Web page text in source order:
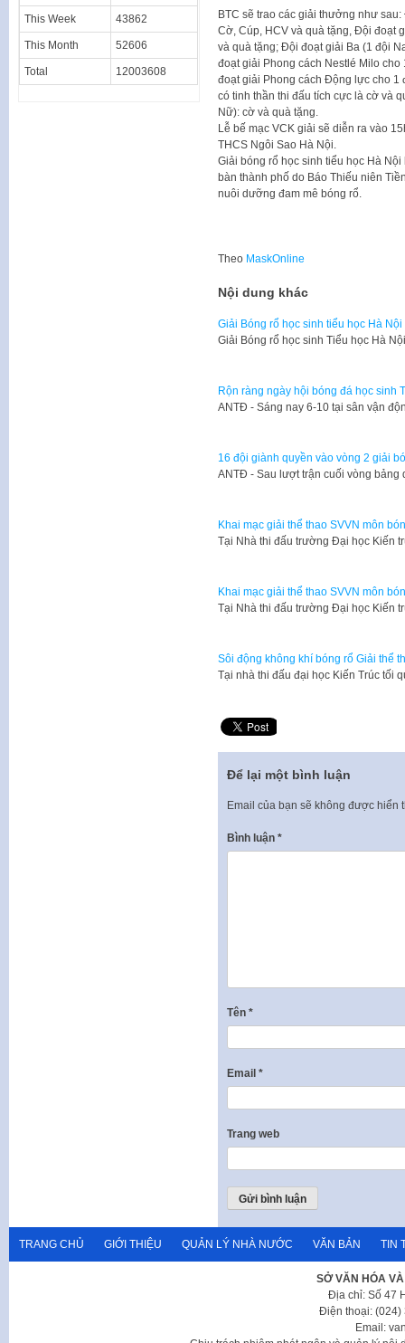
BTC sẽ trao các giải thưởng như
Cờ, Cúp, HCV và quà tặng, Đội đoạt
và quà tặng; Đội đoạt giải Ba (1 đội
đoạt giải Phong cách Nestlé Milo
đoạt giải Phong cách Động lực cho 1
có tinh thần thi đấu tích cực là cờ và
Nữ): cờ và quà tặng.
Lễ bế mạc VCK giải sẽ diễn ra vào
THCS Ngôi Sao Hà Nội.
Giải bóng rổ học sinh tiểu học Hà
bàn thành phố do Báo Thiếu niên
nuôi dưỡng đam mê bóng rổ.
Theo MaskOnline
Nội dung khác
Giải Bóng rổ học sinh tiểu học Hà
Giải Bóng rổ học sinh Tiểu học Hà
Rộn ràng ngày hội bóng đá học sinh
​ANTĐ - Sáng nay 6-10 tại sân vận
16 đội giành quyền vào vòng 2 giải
​ANTĐ - Sau lượt trận cuối vòng
Khai mạc giải thể thao SVVN môn
​Tại Nhà thi đấu trường Đại học Kiến
Khai mạc giải thể thao SVVN môn
​Tại Nhà thi đấu trường Đại học Kiến
Sôi động không khí bóng rổ Giải thể
Tại nhà thi đấu đại học Kiến Trúc tối
Để lại một bình luận
Email của bạn sẽ không được hiển
Bình luận *
Tên *
Email *
Trang web
This Week 43862
This Month 52606
Total 12003608
TRANG CHỦ GIỚI THIỆU QUẢN LÝ NHÀ NƯỚC VĂN BẢN TIN
SỞ VĂN HÓA
Địa chỉ: Số 47
Điện thoại: (024)
Email: